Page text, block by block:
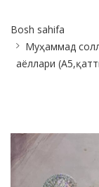
Bosh sahifa
Муҳаммад
аёллари